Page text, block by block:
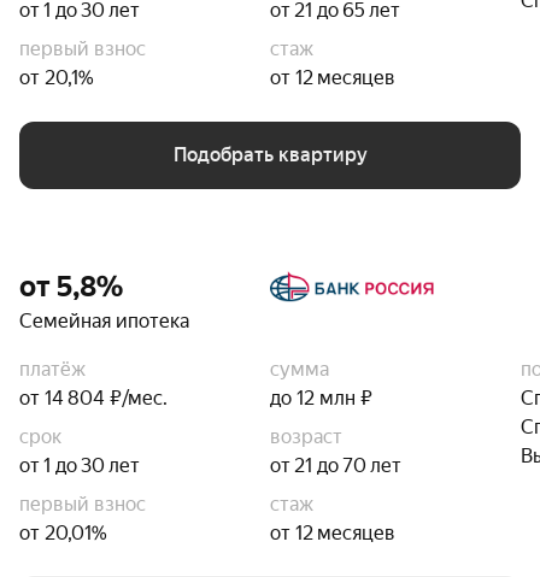
от 1 до 30 лет
от 21 до 65 лет
первый взнос
от 20,1%
стаж
от 12 месяцев
Подобрать квартиру
от 5,8%
Семейная ипотека
платёж
от 14 804 ₽/мес.
сумма
до 12 млн ₽
срок
от 1 до 30 лет
возраст
от 21 до 70 лет
первый взнос
от 20,01%
стаж
от 12 месяцев